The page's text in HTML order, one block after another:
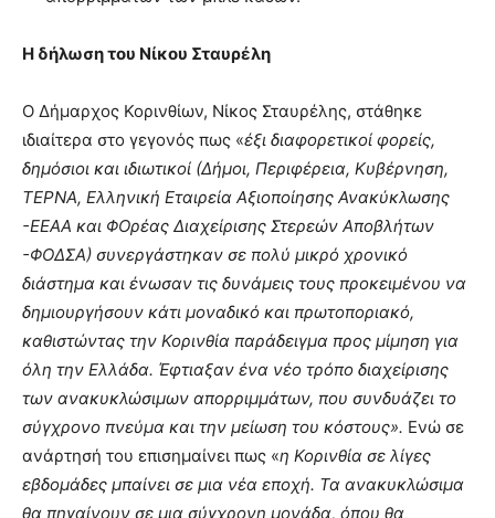
Η δήλωση του Νίκου Σταυρέλη
Ο Δήμαρχος Κορινθίων, Νίκος Σταυρέλης, στάθηκε
ιδιαίτερα στο γεγονός πως «έξι διαφορετικοί φορείς,
δημόσιοι και ιδιωτικοί (Δήμοι, Περιφέρεια, Κυβέρνηση,
ΤΕΡΝΑ, Ελληνική Εταιρεία Αξιοποίησης Ανακύκλωσης
-ΕΕΑΑ και ΦΟρέας Διαχείρισης Στερεών Αποβλήτων
-ΦΟΔΣΑ) συνεργάστηκαν σε πολύ μικρό χρονικό
διάστημα και ένωσαν τις δυνάμεις τους προκειμένου να
δημιουργήσουν κάτι μοναδικό και πρωτοποριακό,
καθιστώντας την Κορινθία παράδειγμα προς μίμηση για
όλη την Ελλάδα. Έφτιαξαν ένα νέο τρόπο διαχείρισης
των ανακυκλώσιμων απορριμμάτων, που συνδυάζει το
σύγχρονο πνεύμα και την μείωση του κόστους». Ενώ σε
ανάρτησή του επισημαίνει πως «η Κορινθία σε λίγες
εβδομάδες μπαίνει σε μια νέα εποχή. Τα ανακυκλώσιμα
θα πηγαίνουν σε μια σύγχρονη μονάδα, όπου θα